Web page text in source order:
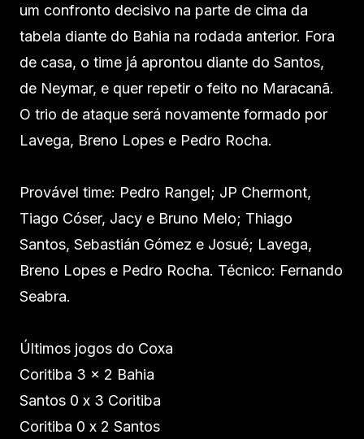
um confronto decisivo na parte de cima da
tabela diante do Bahia na rodada anterior. Fora
de casa, o time já aprontou diante do Santos,
de Neymar, e quer repetir o feito no Maracanã.
O trio de ataque será novamente formado por
Lavega, Breno Lopes e Pedro Rocha.
Provável time: Pedro Rangel; JP Chermont,
Tiago Cóser, Jacy e Bruno Melo; Thiago
Santos, Sebastián Gómez e Josué; Lavega,
Breno Lopes e Pedro Rocha. Técnico: Fernando
Seabra.
Últimos jogos do Coxa
Coritiba 3 x 2 Bahia
Santos 0 x 3 Coritiba
Coritiba 0 x 2 Santos